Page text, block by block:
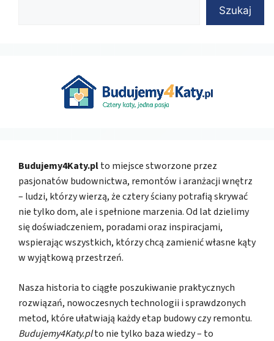
Szukaj
Budujemy4Katy.plto miejsce stworzone przez
pasjonatów budownictwa, remontów i aranżacji wnętrz
– ludzi, którzy wierzą, że cztery ściany potrafią skrywać
nie tylko dom, ale i spełnione marzenia. Od lat dzielimy
się doświadczeniem, poradami oraz inspiracjami,
wspierając wszystkich, którzy chcą zamienić własne kąty
w wyjątkową przestrzeń.
Nasza historia to ciągłe poszukiwanie praktycznych
rozwiązań, nowoczesnych technologii i sprawdzonych
metod, które ułatwiają każdy etap budowy czy remontu.
Budujemy4Katy.plto nie tylko baza wiedzy – to